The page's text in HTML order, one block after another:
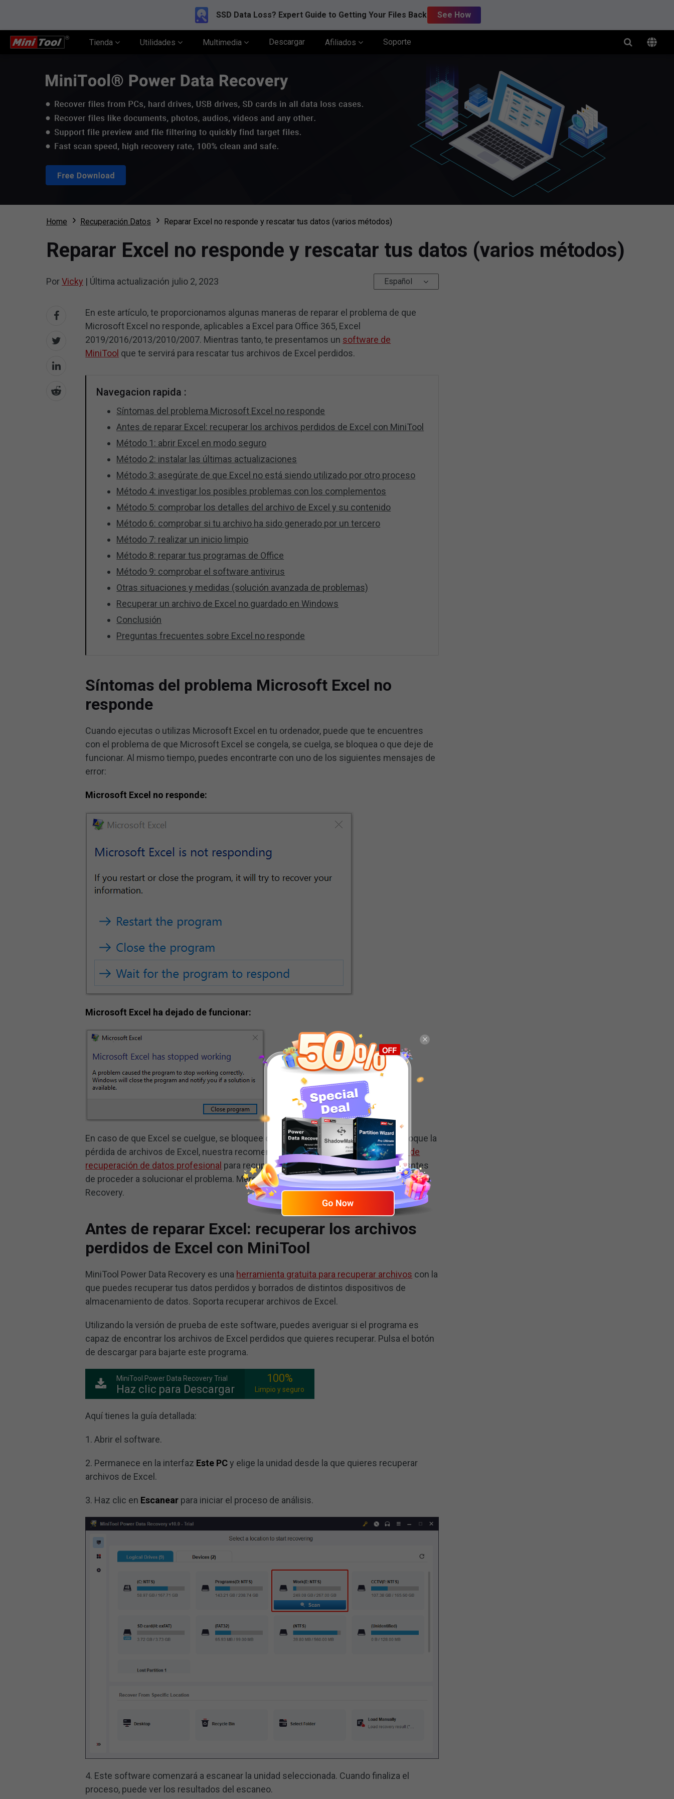
SSD Data Loss? Expert Guide to Getting Your Files Back See How
Tienda Utilidades Multimedia Descargar Afiliados Soporte
Home Recuperación Datos Reparar Excel no responde y rescatar tus datos (varios métodos)
Reparar Excel no responde y rescatar tus datos (varios métodos)
PorVicky | Última actualización julio 2, 2023 Español
En este artículo, te proporcionamos algunas maneras de reparar el problema de que
Microsoft Excel no responde, aplicables a Excel para Office 365, Excel
2019/2016/2013/2010/2007. Mientras tanto, te presentamos un software de
MiniTool que te servirá para rescatar tus archivos de Excel perdidos.
Navegacion rapida :
Síntomas del problema Microsoft Excel no responde
Antes de reparar Excel: recuperar los archivos perdidos de Excel con MiniTool
Método 1: abrir Excel en modo seguro
Método 2: instalar las últimas actualizaciones
Método 3: asegúrate de que Excel no está siendo utilizado por otro proceso
Método 4: investigar los posibles problemas con los complementos
Método 5: comprobar los detalles del archivo de Excel y su contenido
Método 6: comprobar si tu archivo ha sido generado por un tercero
Método 7: realizar un inicio limpio
Método 8: reparar tus programas de Office
Método 9: comprobar el software antivirus
Otras situaciones y medidas (solución avanzada de problemas)
Recuperar un archivo de Excel no guardado en Windows
Conclusión
Preguntas frecuentes sobre Excel no responde
Síntomas del problema Microsoft Excel no
responde
Cuando ejecutas o utilizas Microsoft Excel en tu ordenador, puede que te encuentres
con el problema de que Microsoft Excel se congela, se cuelga, se bloquea o que deje de
funcionar. Al mismo tiempo, puedes encontrarte con uno de los siguientes mensajes de
error:
Microsoft Excel no responde:
Microsoft Excel ha dejado de funcionar:
En caso de que Excel se cuelgue, se bloquee o deje de responder y que esto provoque la
pérdida de archivos de Excel, nuestra recomendación es que utilices unsoftware de
recuperación de datos profesional para recuperar los archivos de Excel perdidos antes
de proceder a solucionar el problema. Merece la pena recomendar MiniTool Power Data
Recovery.
Antes de reparar Excel: recuperar los archivos
perdidos de Excel con MiniTool
MiniTool Power Data Recovery es una herramienta gratuita para recuperar archivos con la
que puedes recuperar tus datos perdidos y borrados de distintos dispositivos de
almacenamiento de datos. Soporta recuperar archivos de Excel.
Utilizando la versión de prueba de este software, puedes averiguar si el programa es
capaz de encontrar los archivos de Excel perdidos que quieres recuperar. Pulsa el botón
de descargar para bajarte este programa.
MiniTool Power Data Recovery Trial
Haz clic para Descargar
100%
Limpio y seguro
Aquí tienes la guía detallada:
1. Abrir el software.
2. Permanece en la interfaz Este PCy elige la unidad desde la que quieres recuperar
archivos de Excel.
3. Haz clic en Escanear para iniciar el proceso de análisis.
4. Este software comenzará a escanear la unidad seleccionada. Cuando finaliza el
proceso, puede ver los resultados del escaneo.